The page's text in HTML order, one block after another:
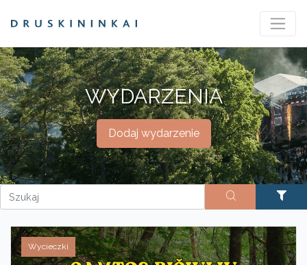
WYDARZENIA
Dodaj wydarzenie
Wycieczki